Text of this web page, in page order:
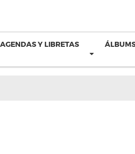
AGENDAS Y LIBRETAS